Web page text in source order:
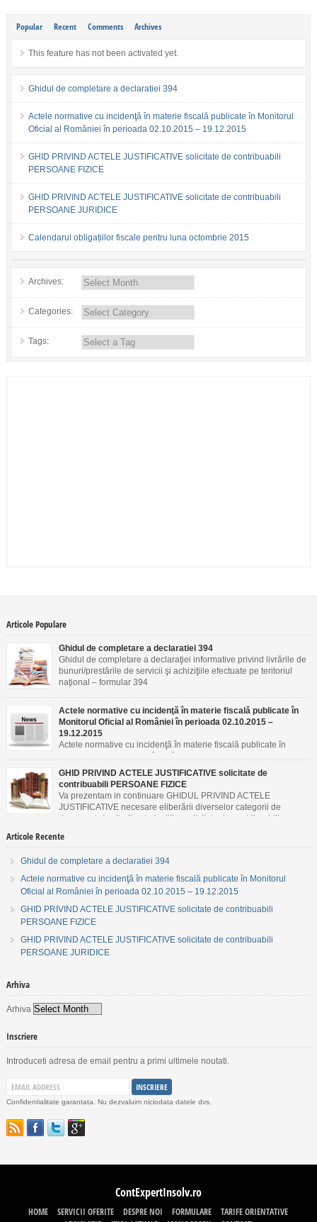
Popular Recent Comments Archives
This feature has not been activated yet.
Ghidul de completare a declaratiei 394
Actele normative cu incidenţă în materie fiscală publicate în Monitorul
Oficial al României în perioada 02.10.2015 – 19.12.2015
GHID PRIVIND ACTELE JUSTIFICATIVE solicitate de contribuabili
PERSOANE FIZICE
GHID PRIVIND ACTELE JUSTIFICATIVE solicitate de contribuabili
PERSOANE JURIDICE
Calendarul obligațiilor fiscale pentru luna octombrie 2015
Archives:
Categories:
Tags:
Articole Populare
Ghidul de completare a declaratiei 394
Ghidul de completare a declaraţiei informative privind livrările de
bunuri/prestările de servicii şi achiziţiile efectuate pe teritoriul
naţional – formular 394
Actele normative cu incidenţă în materie fiscală publicate în
Monitorul Oficial al României în perioada 02.10.2015 –
19.12.2015
Actele normative cu incidenţă în materie fiscală publicate în
GHID PRIVIND ACTELE JUSTIFICATIVE solicitate de
contribuabili PERSOANE FIZICE
Va prezentam in continuare GHIDUL PRIVIND ACTELE
JUSTIFICATIVE necesare eliberării diverselor categorii de
documente/emiterii autorizaţiilor solicitate de contribuabili
Articole Recente
Ghidul de completare a declaratiei 394
Actele normative cu incidenţă în materie fiscală publicate în Monitorul
Oficial al României în perioada 02.10.2015 – 19.12.2015
GHID PRIVIND ACTELE JUSTIFICATIVE solicitate de contribuabili
PERSOANE FIZICE
GHID PRIVIND ACTELE JUSTIFICATIVE solicitate de contribuabili
PERSOANE JURIDICE
Arhiva
Arhiva
Inscriere
Introduceti adresa de email pentru a primi ultimele noutati.
Confidentialitate garantata. Nu dezvaluim niciodata datele dvs.
ContExpertInsolv.ro
HOME SERVICII OFERITE DESPRE NOI FORMULARE
TARIFE ORIENTATIVE